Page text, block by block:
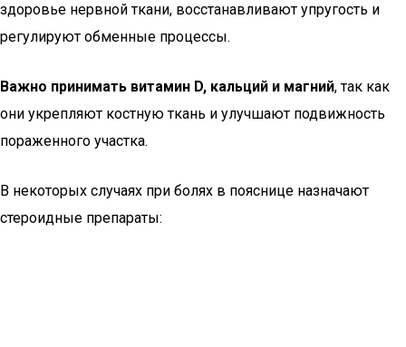
здоровье нервной ткани, восстанавливают упругость и
регулируют обменные процессы.
Важно принимать витамин D, кальций и магний, так как
они укрепляют костную ткань и улучшают подвижность
пораженного участка.
В некоторых случаях при болях в пояснице назначают
стероидные препараты: